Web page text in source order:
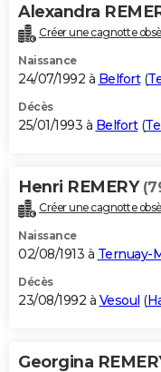
Alexandra
Créer une cagnotte
Naissance
24/07/1992 à Belfort(
Décès
25/01/1993 à Belfort(
Henri REMERY
Créer une cagnotte
Naissance
02/08/1913 à Ternuay-
Décès
23/08/1992 à Vesoul (
Georgina